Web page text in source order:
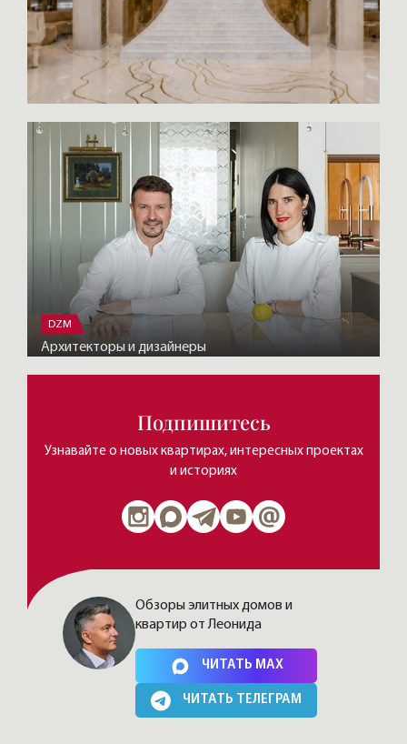
DZM
Архитекторы и дизайнеры
Подпишитесь
Узнавайте о новых квартирах, интересных проектах
и историях
Нажимая на кнопку, Вы соглашаетесь cполитикой сайта
Обзоры элитных домов и
квартир от Леонида
ЧИТАТЬ MAX
ЧИТАТЬ ТЕЛЕГРАМ